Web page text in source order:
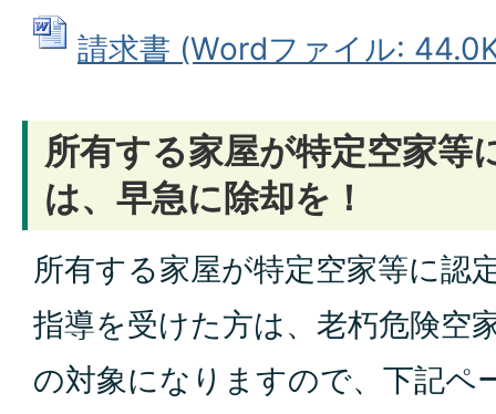
請求書 (Wordファイル:
所有する家屋が特定空家等
は、早急に除却を！
所有する家屋が特定空家等に認
指導を受けた方は、老朽危険空
の対象になりますので、下記ペ